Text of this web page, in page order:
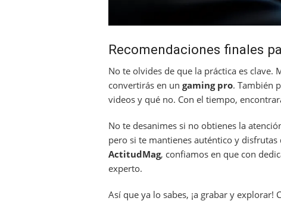
Recomendaciones finales
No te olvides de que la práctica es
convertirás en un gaming pro. También
videos y qué no. Con el tiempo,
No te desanimes si no obtienes la
pero si te mantienes auténtico y
ActitudMag, confiamos en que con
experto.
Así que ya lo sabes, ¡a grabar y